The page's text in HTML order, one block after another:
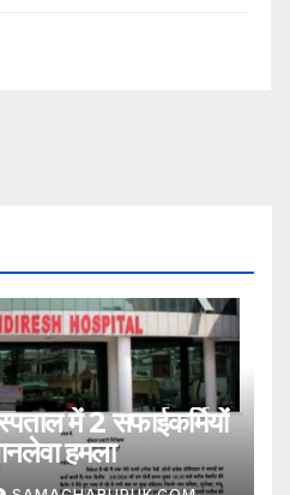
में 2 सफाईकर्मियों
हमला